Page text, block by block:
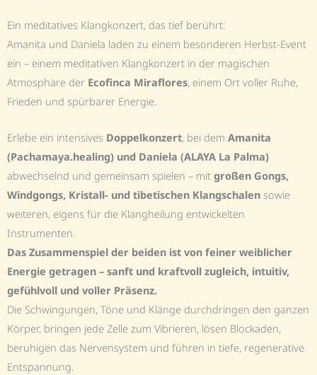
Ein meditatives Klangkonzert, das tief berührt:
Amanita und Daniela laden zu einem besonderen Herbst-Event
ein – einem meditativen Klangkonzert in der magischen
Atmosphäre der Ecofinca Miraflores, einem Ort voller Ruhe,
Frieden und spürbarer Energie.
Erlebe ein intensives Doppelkonzert, bei dem Amanita
(Pachamaya.healing) und Daniela (ALAYA La Palma)
abwechselnd und gemeinsam spielen – mit großen Gongs,
Windgongs, Kristall- und tibetischen Klangschalen sowie
weiteren, eigens für die Klangheilung entwickelten
Instrumenten.
Das Zusammenspiel der beiden ist von feiner weiblicher
Energie getragen – sanft und kraftvoll zugleich, intuitiv,
gefühlvoll und voller Präsenz.
Die Schwingungen, Töne und Klänge durchdringen den ganzen
Körper, bringen jede Zelle zum Vibrieren, lösen Blockaden,
beruhigen das Nervensystem und führen in tiefe, regenerative
Entspannung.